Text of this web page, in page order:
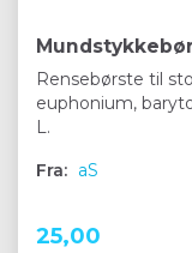
Rensebørste til
euphonium,
L.
Fra: aS
25,00